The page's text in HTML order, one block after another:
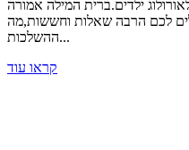
ילדים.ברית המילה אמורה
לכם הרבה שאלות וחששות,מה
ההשלכות...
קראו עוד